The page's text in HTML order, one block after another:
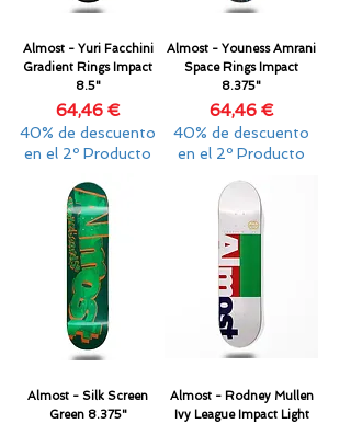
Almost - Yuri Facchini
Gradient Rings Impact
8.5"
Precio
64,46 €
40% de descuento
en el 2º Producto
Almost - Youness Amrani
Space Rings Impact
8.375"
Precio
64,46 €
40% de descuento
en el 2º Producto
Almost - Silk Screen
Green 8.375"
Almost - Rodney Mullen
Ivy League Impact Light